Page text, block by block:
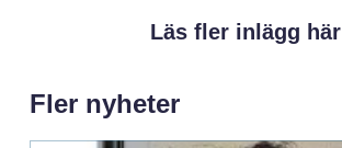
Läs fler inlägg här
Fler nyheter